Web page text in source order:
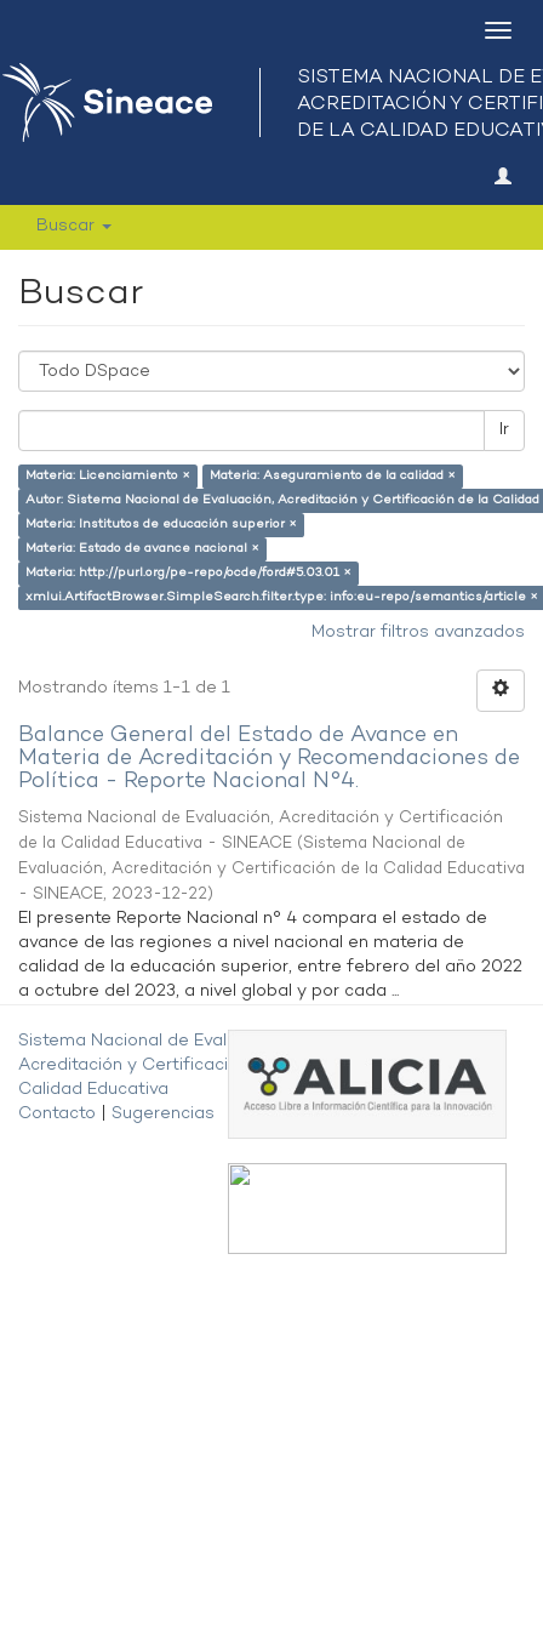
Buscar
Buscar
Ir
Materia: Licenciamiento ×
Materia: Aseguramiento de la calidad ×
Autor: Sistema Nacional de Evaluación, Acreditación y Certificación de la
Materia: Institutos de educación superior ×
Materia: Estado de avance nacional ×
Materia: http://purl.org/pe-repo/ocde/ford#5.03.01 ×
xmlui.ArtifactBrowser.SimpleSearch.filter.type: info:eu-repo/semantics/article ×
Mostrar filtros avanzados
Mostrando ítems 1-1 de 1
Balance General del Estado de Avance en
Materia de Acreditación y Recomendaciones de
Política - Reporte Nacional N°4.
Sistema Nacional de Evaluación, Acreditación y Certificación
de la Calidad Educativa - SINEACE (Sistema Nacional de
Evaluación, Acreditación y Certificación de la Calidad Educativa
- SINEACE, 2023-12-22)
El presente Reporte Nacional n° 4 compara el estado de
avance de las regiones a nivel nacional en materia de
calidad de la educación superior, entre febrero del año 2022
a octubre del 2023, a nivel global y por cada ...
Sistema Nacional de Evaluación,
Acreditación y Certificación de la
Calidad Educativa
Contacto
Sugerencias